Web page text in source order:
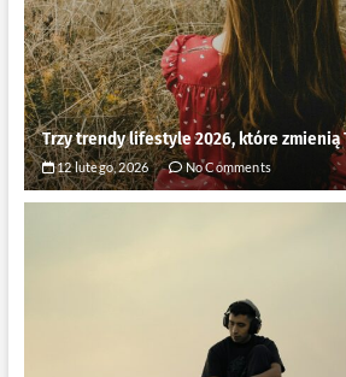
Trzy trendy lifestyle 2026, które zmienią
12 lutego, 2026 No Comments